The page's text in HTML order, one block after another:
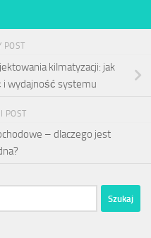
POST
kilmatyzacji: jak
wydajność systemu
POST
– dlaczego jest